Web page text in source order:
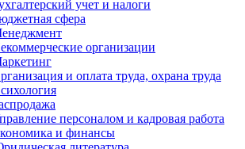
учет и налоги
сфера
организации
и оплата труда, охрана труда
персоналом и кадровая работа
и финансы